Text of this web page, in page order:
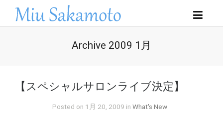
Archive 2009 1月
【スペシャルサロンライブ決定】
Posted on 1月 20, 2009 in What's New